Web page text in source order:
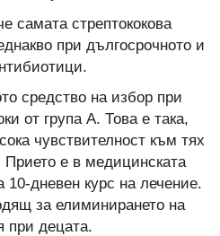
самата стрептококова
при дългосрочното и
средство на избор при
от група А. Това е така,
чувствителност към тях
Прието е в медицинската
10-дневен курс на лечение.
за елиминирането на
при децата.